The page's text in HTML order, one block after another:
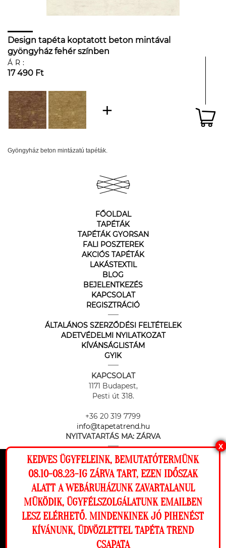
Ez a weboldal cookie-kat használ, hogy a
lehető legjobb élményt nyújtsa honlapunkon.
Beállítások
Elutasítom Engedélyezem
Design tapéta koptatott beton mintával
gyöngyház fehér színben
ÁR:
17 490 Ft
Gyöngyház beton mintázatú tapéták.
FŐOLDAL
TAPÉTÁK
TAPÉTÁK GYORSAN
FALI POSZTEREK
AKCIÓS TAPÉTÁK
LAKÁSTEXTIL
BLOG
BEJELENTKEZÉS
KAPCSOLAT
REGISZTRÁCIÓ
ÁLTALÁNOS SZERZŐDÉSI FELTÉTELEK
ADETVÉDELMI NYILATKOZAT
KÍVÁNSÁGLISTÁM
GYIK
KAPCSOLAT
1171 Budapest,
Pesti út 318.
+36 20 319 7799
info@tapetatrend.hu
NYITVATARTÁS MA: ZÁRVA
Az online fizetést a Barion Payment Zrt. biztosítja, MNB engedély
száma: H-EN-I-1064/2013
X
KEDVES ÜGYFELEINK, BEMUTATÓTERMÜNK
08.10-08.23-IG ZÁRVA TART, EZEN IDŐSZAK
ALATT A WEBÁRUHÁZUNK ZAVARTALANUL
MÜKÖDIK, ÜGYFÉLSZOLGÁLATUNK EMAILBEN
LESZ ELÉRHETŐ. MINDENKINEK JÓ PIHENÉST
KÍVÁNUNK, ÜDVÖZLETTEL TAPÉTA TREND
CSAPATA